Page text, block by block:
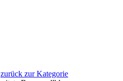
zurück zur Kategorie